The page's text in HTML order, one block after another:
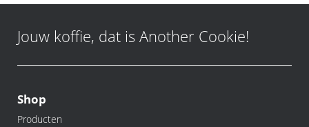
Jouw koffie, dat is Another Cookie!
Shop
Producten